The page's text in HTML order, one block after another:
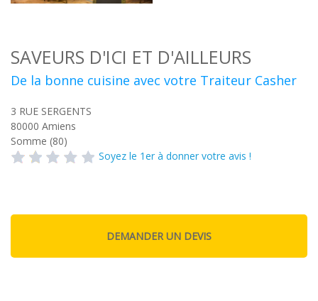
SAVEURS D'ICI ET D'AILLEURS
De la bonne cuisine avec votre Traiteur Casher
3 RUE SERGENTS
80000 Amiens
Somme (80)
Soyez le 1er à donner votre avis !